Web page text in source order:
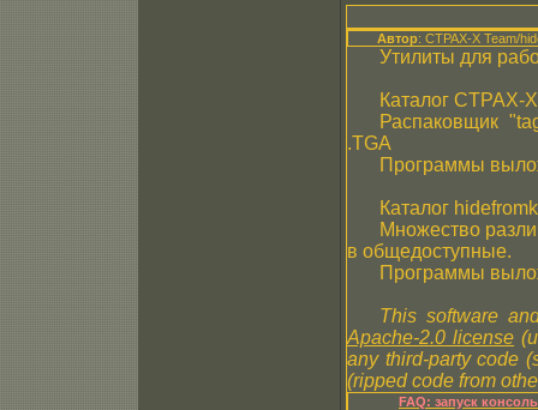
Автор: CTPAX-X Team/
Утилиты для
Каталог CTPAX-
Распаковщик
.TGA
Программы
Каталог
Множество
в общедоступные.
Программы
This software
Apache-2.0 license
any third-party code
(ripped code from
FAQ: запуск